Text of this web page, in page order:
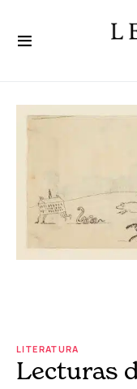
LITERATURA
Lecturas